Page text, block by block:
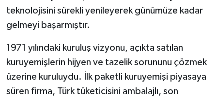
teknolojisini sürekli yenileyerek günümüze kadar
gelmeyi başarmıştır.
1971 yılındaki kuruluş vizyonu, açıkta satılan
kuruyemişlerin hijyen ve tazelik sorununu çözmek
üzerine kuruluydu. İlk paketli kuruyemişi piyasaya
süren firma, Türk tüketicisini ambalajlı, son